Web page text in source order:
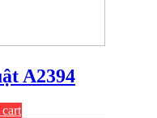
A2394